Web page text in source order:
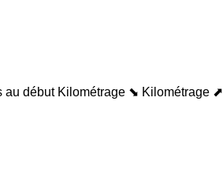
au début Kilométrage ⬊ Kilométrage ⬈